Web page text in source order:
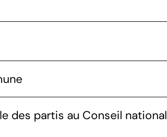
des partis au Conseil national